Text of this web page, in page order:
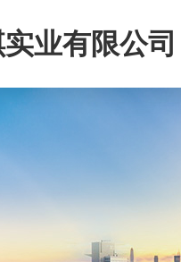
业有限公司